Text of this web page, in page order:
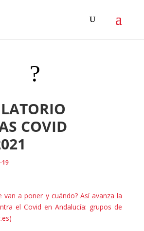
?
COVID
19
van a poner y cuándo? Así avanza la
el Covid en Andalucía: grupos de